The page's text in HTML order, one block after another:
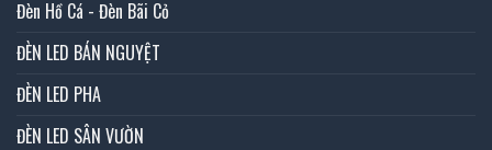
Đèn Hồ Cá - Đèn Bãi Cỏ
ĐÈN LED BÁN NGUYỆT
ĐÈN LED PHA
ĐÈN LED SÂN VƯỜN